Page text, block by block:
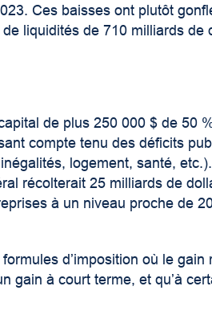
. Ces baisses ont plutôt
liquidités de 710 milliards de
de plus 250 000 $ de 50
compte tenu des déficits
logement, santé,
récolterait 25 milliards de
à un niveau proche de
d’imposition où le
gain à court terme, et qu’à